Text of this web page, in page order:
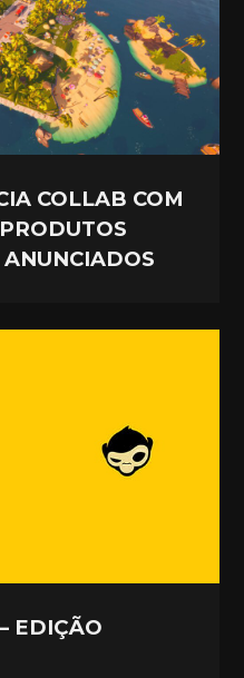
COLLAB COM
EDIÇÃO